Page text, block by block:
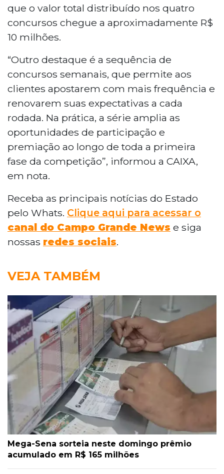
que o valor total distribuído nos quatro
concursos chegue a aproximadamente R$
10 milhões.
“Outro destaque é a sequência de
concursos semanais, que permite aos
clientes apostarem com mais frequência e
renovarem suas expectativas a cada
rodada. Na prática, a série amplia as
oportunidades de participação e
premiação ao longo de toda a primeira
fase da competição”, informou a CAIXA,
em nota.
Receba as principais notícias do Estado
pelo Whats. Clique aqui para acessar o
canal do Campo Grande News e siga
nossas redes sociais.
VEJA TAMBÉM
Mega-Sena sorteia neste domingo prêmio
acumulado em R$ 165 milhões